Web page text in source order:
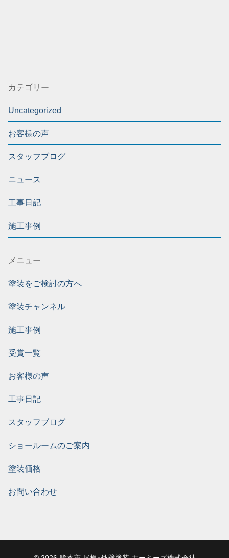
カテゴリー
Uncategorized
お客様の声
スタッフブログ
ニュース
工事日記
施工事例
メニュー
塗装をご検討の方へ
塗装チャンネル
施工事例
受賞一覧
お客様の声
工事日記
スタッフブログ
ショールームのご案内
塗装価格
お問い合わせ